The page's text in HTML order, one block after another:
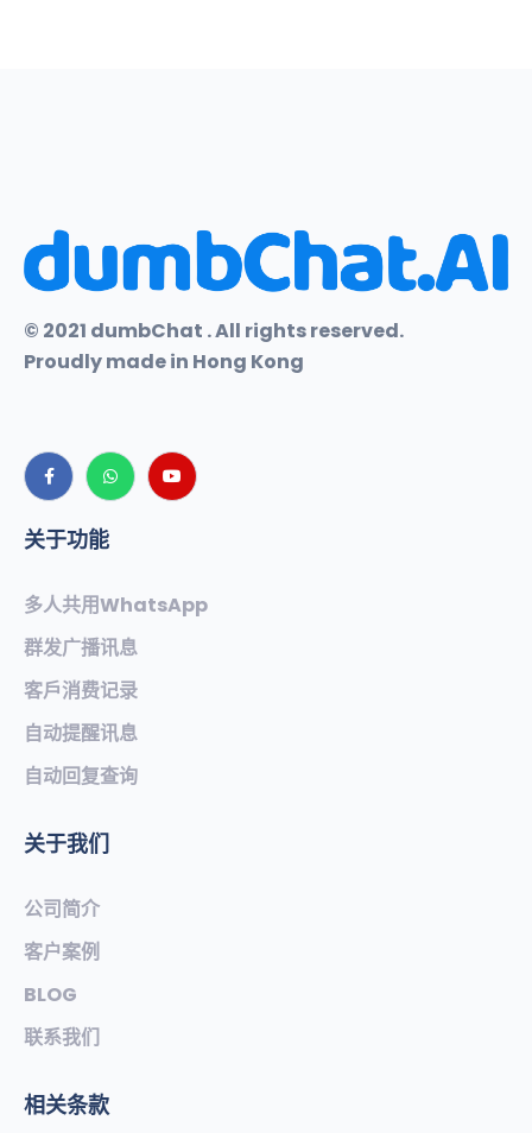
© 2021 dumbChat . All rights reserved.
Proudly made in Hong Kong
关于功能
多人共用WhatsApp
群发广播讯息
客戶消费记录
自动提醒讯息
自动回复查询
关于我们
公司简介
客户案例
BLOG
联系我们
相关条款